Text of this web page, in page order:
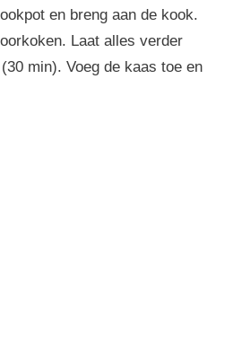
en breng aan de kook.
Laat alles verder
min). Voeg de kaas toe en